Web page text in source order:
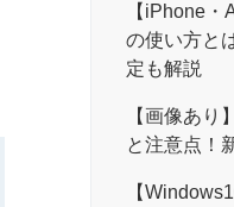
【iPhone
の使い方と
定も解説
【画像あり
と注意点！
【